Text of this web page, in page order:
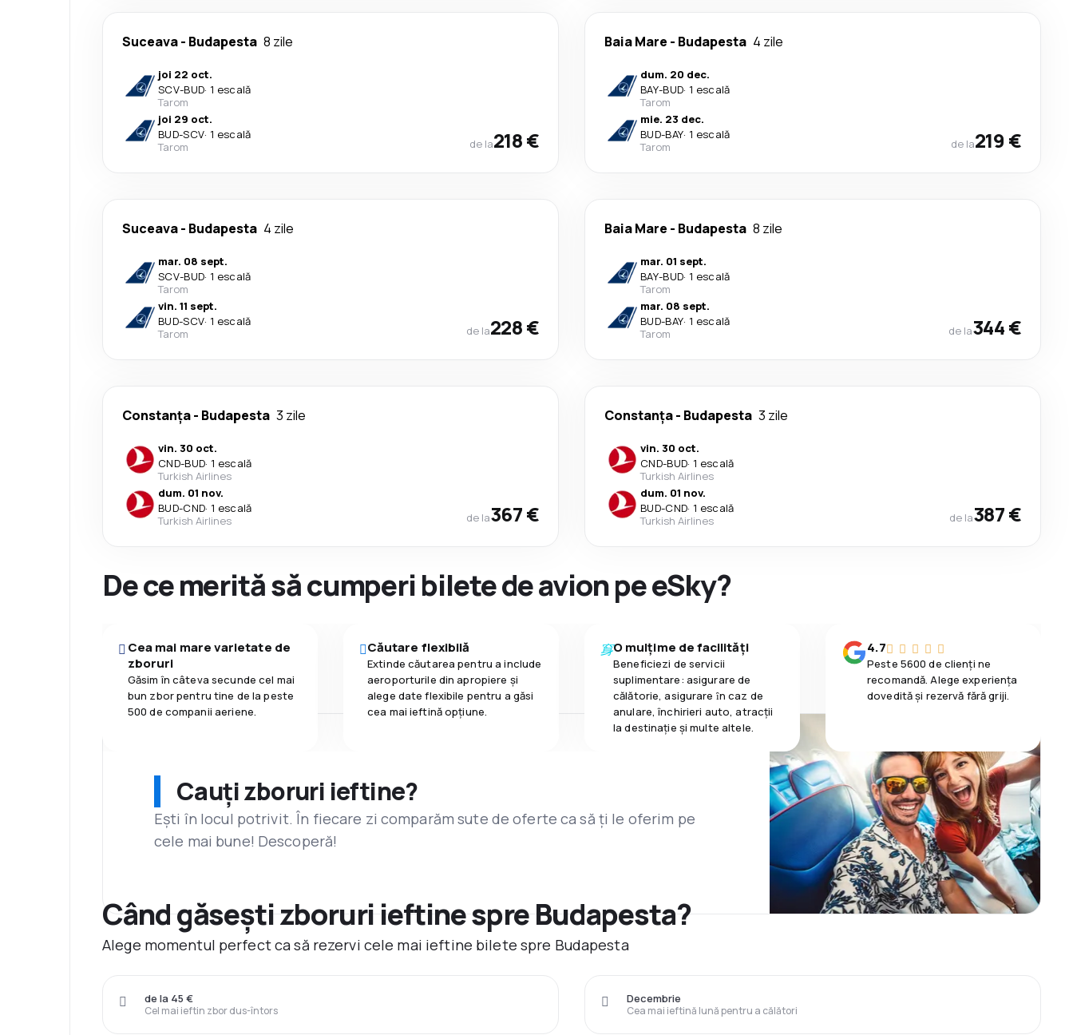
Suceava- Budapesta 8 zile
joi 22 oct.
SCV-BUD· 1 escală
Tarom
joi 29 oct.
BUD-SCV· 1 escală
Tarom
de la218 €
Baia Mare - Budapesta 4 zile
dum. 20 dec.
BAY-BUD· 1 escală
Tarom
mie. 23 dec.
BUD-BAY· 1 escală
Tarom
de la219 €
Suceava- Budapesta 4 zile
mar. 08 sept.
SCV-BUD· 1 escală
Tarom
vin. 11 sept.
BUD-SCV· 1 escală
Tarom
de la228 €
Baia Mare - Budapesta 8 zile
mar. 01 sept.
BAY-BUD· 1 escală
Tarom
mar. 08 sept.
BUD-BAY· 1 escală
Tarom
de la344 €
Constanța- Budapesta 3 zile
vin. 30 oct.
CND-BUD· 1 escală
Turkish Airlines
dum. 01 nov.
BUD-CND· 1 escală
Turkish Airlines
de la367 €
Constanța- Budapesta 3 zile
vin. 30 oct.
CND-BUD· 1 escală
Turkish Airlines
dum. 01 nov.
BUD-CND· 1 escală
Turkish Airlines
de la387 €
De ce merită să cumperi bilete de avion pe eSky?
Cea mai mare varietate de
zboruri
Găsim în câteva secunde cel mai
bun zbor pentru tine de la peste
500 de companii aeriene.
Căutare flexibilă
Extinde căutarea pentru a include
aeroporturile din apropiere și
alege date flexibile pentru a găsi
cea mai ieftină opțiune.
O mulțime de facilități
Beneficiezi de servicii
suplimentare: asigurare de
călătorie, asigurare ȋn caz de
anulare, închirieri auto, atracții
la destinaţie și multe altele.
4.7
Peste 5600 de clienți ne
recomandă. Alege experiența
dovedită și rezervă fără griji.
Cauți zboruri ieftine?
Ești în locul potrivit. În fiecare zi comparăm sute de oferte ca să ți le oferim pe
cele mai bune! Descoperă!
Când găsești zboruri ieftine spre Budapesta?
Alege momentul perfect ca să rezervi cele mai ieftine bilete spre Budapesta
Cel mai ieftin zbor dus-întors
de la 45 €
Cea mai ieftină lună pentru a călători
Decembrie